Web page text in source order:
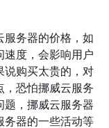
服务器的价格，如
速度，会影响用户
说购买太贵的，对
，恐怕挪威云服务
题，挪威云服务器
务器的一些活动等